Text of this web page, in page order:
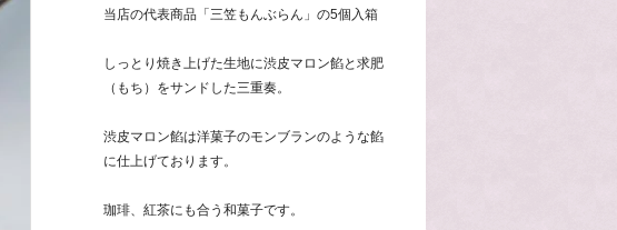
当店の代表商品「三笠もんぶらん」の5個入箱
しっとり焼き上げた生地に渋皮マロン餡と求肥
（もち）をサンドした三重奏。
渋皮マロン餡は洋菓子のモンブランのような餡
に仕上げております。
珈琲、紅茶にも合う和菓子です。